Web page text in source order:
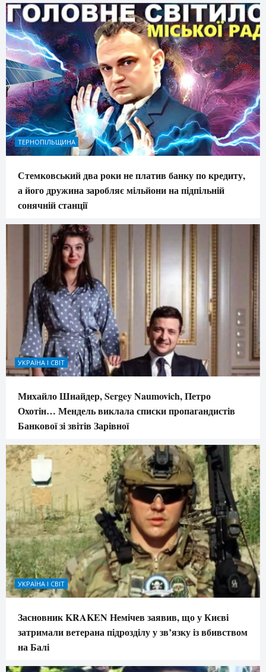
ТЕРНОПІЛЬЩИНА
Стемковський два роки не платив банку по кредиту,
а його дружина заробляє мільйони на підпільній
сонячній станції
УКРАЇНА І СВІТ
Михайло Шнайдер, Sergey Naumovich, Петро
Охотін… Мендель виклала списки пропагандистів
Банкової зі звітів Зарівної
УКРАЇНА І СВІТ
Засновник KRAKEN Немічев заявив, що у Києві
затримали ветерана підрозділу у зв’язку із вбивством
на Балі